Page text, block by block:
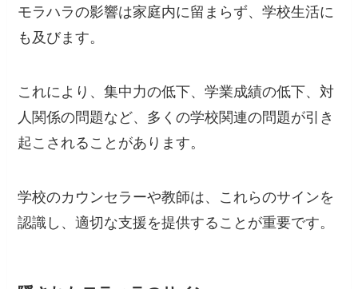
モラハラの影響は家庭内に留まらず、学校生活に
も及びます。
これにより、集中力の低下、学業成績の低下、対
人関係の問題など、多くの学校関連の問題が引き
起こされることがあります。
学校のカウンセラーや教師は、これらのサインを
認識し、適切な支援を提供することが重要です。